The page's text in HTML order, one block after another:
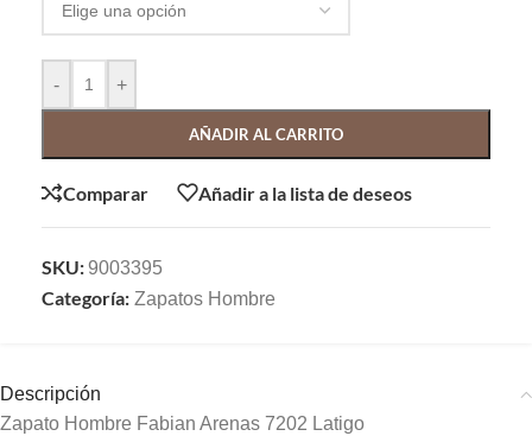
- +
AÑADIR AL CARRITO
Comparar Añadir a la lista de deseos
SKU:9003395
Categoría: Zapatos Hombre
Descripción
Zapato Hombre Fabian Arenas 7202 Latigo